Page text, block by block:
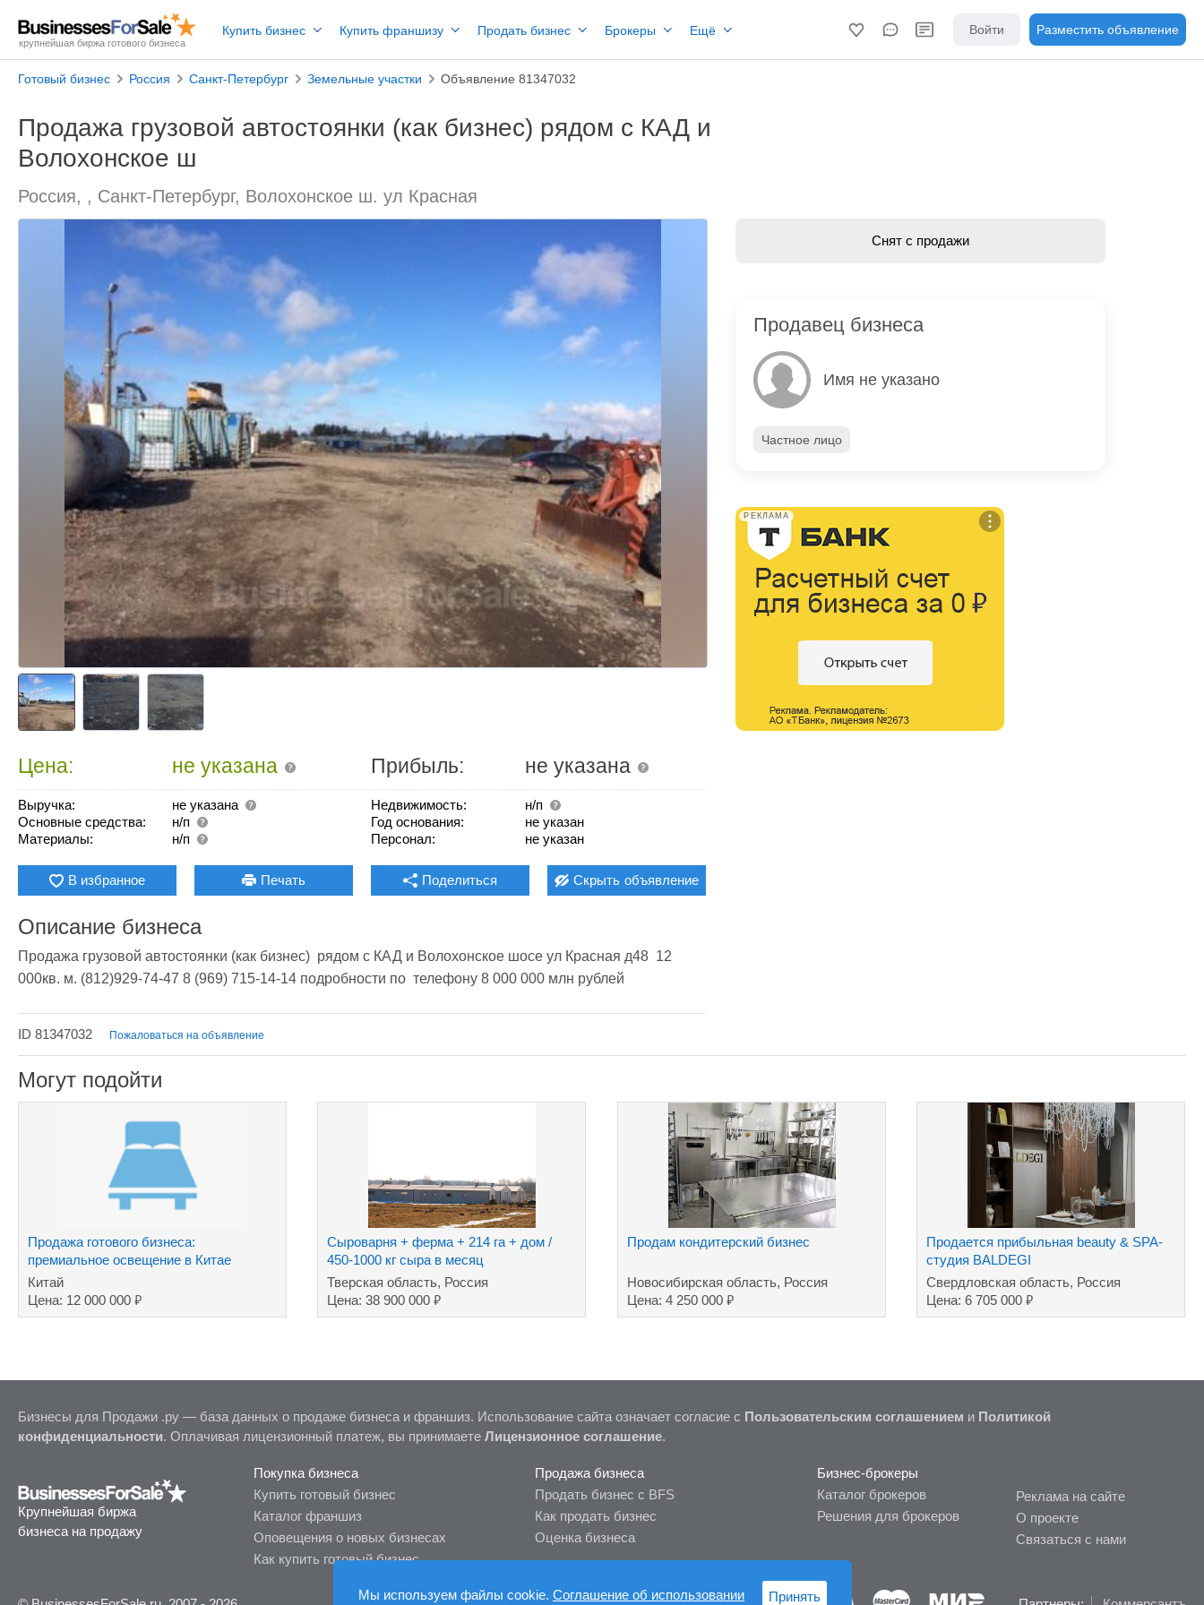
крупнейшая биржа готового бизнеса
Купить бизнес Купить франшизу Продать бизнес Брокеры Ещё Войти Разместить объявление
Готовый бизнес Россия Санкт-Петербург Земельные участки Объявление 81347032
Продажа грузовой автостоянки (как бизнес) рядом с КАД и
Волохонское ш
Россия, , Санкт-Петербург, Волохонское ш. ул Красная
Цена: не указана Прибыль: не указана
Выручка:
не указана
Основные средства:
н/п
Материалы:
н/п
Недвижимость:
н/п
Год основания:
не указан
Персонал:
не указан
В избранное Печать Поделиться Скрыть объявление
Описание бизнеса
Продажа грузовой автостоянки (как бизнес)  рядом с КАД и Волохонское шосе ул Красная д48  12
000кв. м. (812)929-74-47 8 (969) 715-14-14 подробности по  телефону 8 000 000 млн рублей
Снят с продажи
Продавец бизнеса
Имя не указано
Частное лицо
РЕКЛАМА
ID 81347032 Пожаловаться на объявление
Могут подойти
Продажа готового бизнеса:
премиальное освещение в Китае
Китай
Цена: 12 000 000 ₽
Сыроварня + ферма + 214 га + дом /
450-1000 кг сыра в месяц
Тверская область, Россия
Цена: 38 900 000₽
Продам кондитерский бизнес
Новосибирская область, Россия
Цена: 4 250 000 ₽
Продается прибыльная beauty & SPA-
студия BALDEGI
Свердловская область, Россия
Цена: 6 705 000₽
Бизнесы для Продажи .ру — база данных о продаже бизнеса и франшиз. Использование сайта означает согласие с Пользовательским соглашением и Политикой
конфиденциальности. Оплачивая лицензионный платеж, вы принимаете Лицензионное соглашение.
Крупнейшая биржа
бизнеса на продажу
Покупка бизнеса
Купить готовый бизнес
Каталог франшиз
Оповещения о новых бизнесах
Как купить готовый бизнес
Продажа бизнеса
Продать бизнес с BFS
Как продать бизнес
Оценка бизнеса
Бизнес-брокеры
Каталог брокеров
Решения для брокеров
Реклама на сайте
О проекте
Связаться с нами
Мы используем файлы cookie. Соглашение об использовании Принять